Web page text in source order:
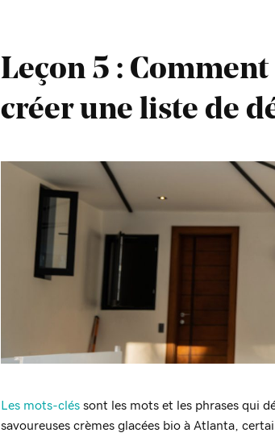
Leçon 5 :
créer une liste de
Les mots-clés sont les mots et les phrases qui
savoureuses crèmes glacées bio à Atlanta,